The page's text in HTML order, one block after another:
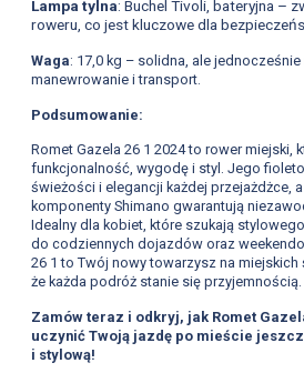
Lampa tylna: Buchel Tivoli, bateryjna –
roweru, co jest kluczowe dla
Waga: 17,0 kg – solidna, ale jednocześnie
manewrowanie i transport.
Podsumowanie:
Romet Gazela 26 1 2024 to rower miejski,
funkcjonalność, wygodę i styl. Jego
świeżości i elegancji każdej przejażdżce,
komponenty Shimano gwarantują
Idealny dla kobiet, które szukają
do codziennych dojazdów oraz
26 1 to Twój nowy towarzysz na miejskich
że każda podróż stanie się przyjemnością.
Zamów teraz i odkryj, jak Romet
uczynić Twoją jazdę po mieście
i stylową!